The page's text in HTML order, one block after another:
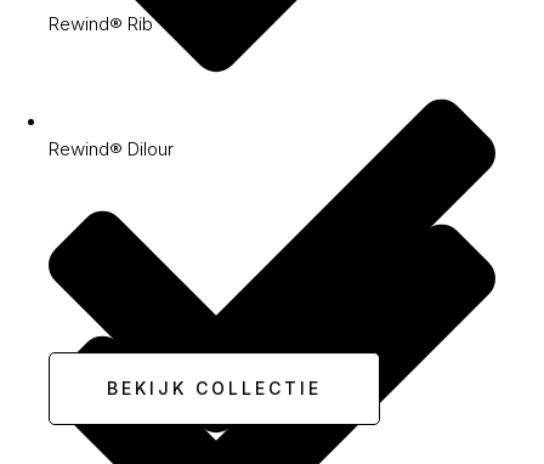
Rewind® Rib
Rewind® Dilour
BEKIJK COLLECTIE